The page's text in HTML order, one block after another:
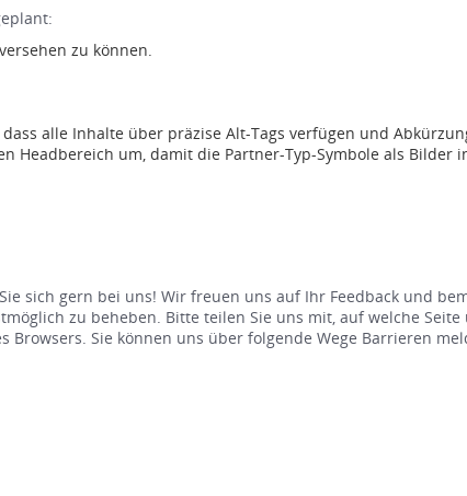
zu können.
alle Inhalte über präzise Alt-Tags verfügen und
Headbereich um, damit die Partner-Typ-Symbole als Bilder
sich gern bei uns! Wir freuen uns auf Ihr Feedback und
zu beheben. Bitte teilen Sie uns mit, auf welche
Sie können uns über folgende Wege Barrieren